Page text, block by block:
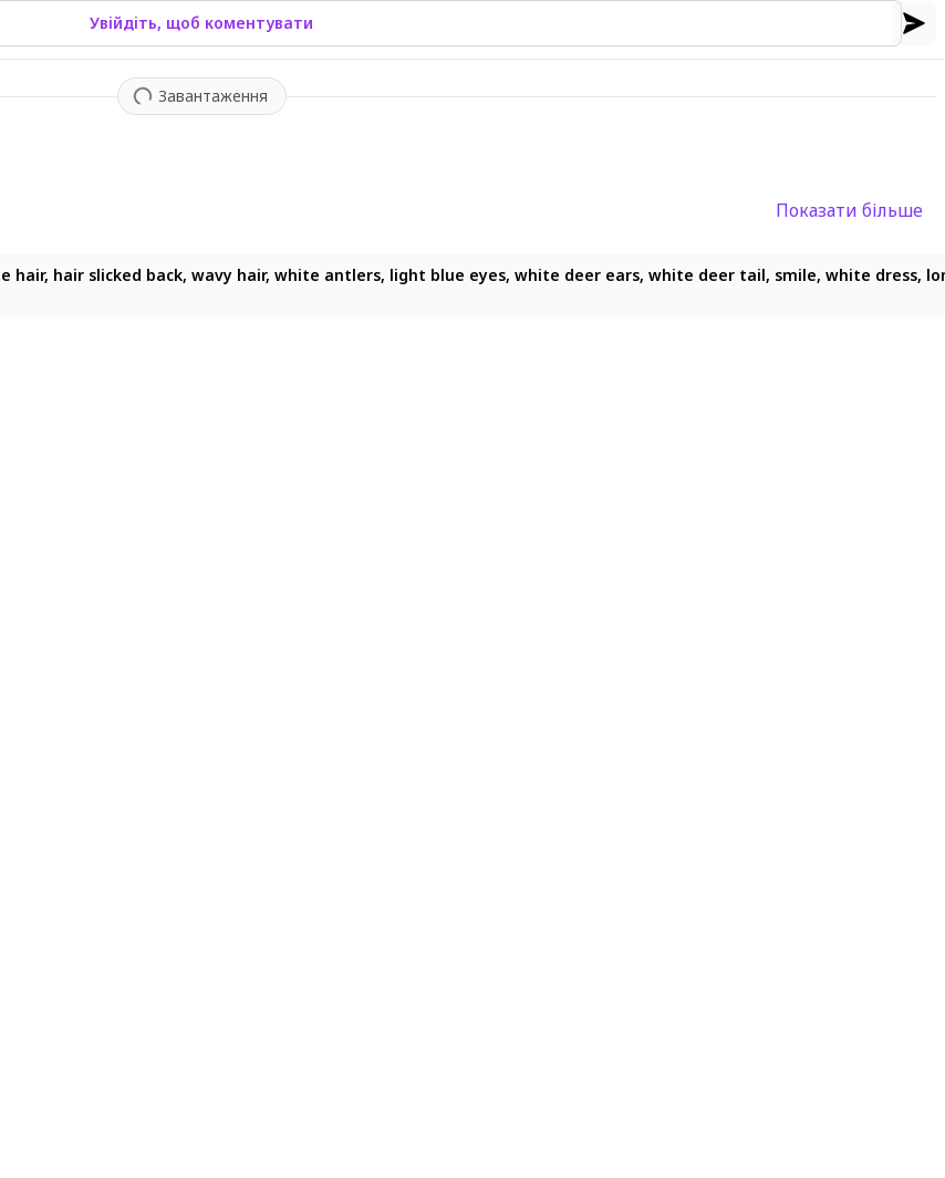
Увійдіть, щоб коментувати
Завантаження
Показати більше
hair slicked back, wavy hair, white antlers, light blue eyes, white deer ears, white deer tail, smile, white dress,